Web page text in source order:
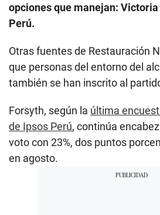
opciones que manejan:
Perú.
Otras fuentes de Restauración
que personas del entorno del
también se han inscrito al
Forsyth, según la última
de Ipsos Perú, continúa
voto con 23%, dos puntos
en agosto.